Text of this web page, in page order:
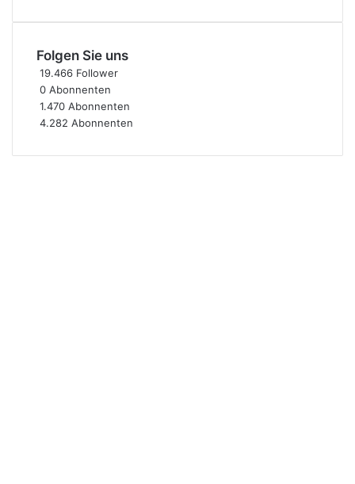
Folgen Sie uns
19.466 Follower
0 Abonnenten
1.470 Abonnenten
4.282 Abonnenten